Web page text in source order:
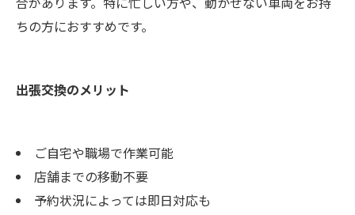
ちの方におすすめです。
出張交換のメリット
ご自宅や職場で作業可能
店舗までの移動不要
予約状況によっては即日対応も